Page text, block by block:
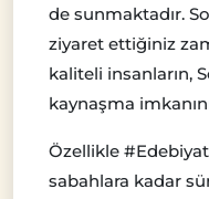
de sunmaktadır.
ziyaret ettiğiniz
kaliteli insanların,
kaynaşma
Özellikle
sabahlara kadar